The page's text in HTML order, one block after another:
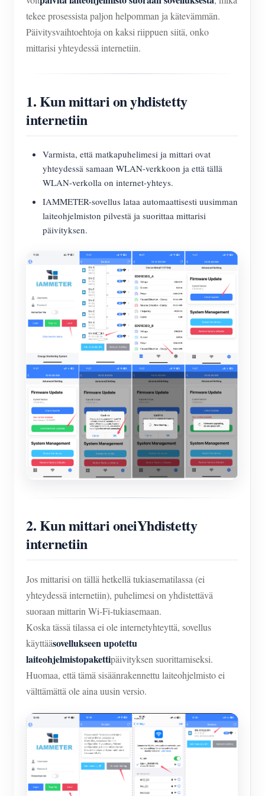
tekee prosessista paljon helpomman ja kätevämmän.
Päivitysvaihtoehtoja on kaksi riippuen siitä, onko
mittarisi yhteydessä internetiin.
1. Kun mittari on yhdistetty
internetiin
Varmista, että matkapuhelimesi ja mittari ovat
yhteydessä samaan WLAN-verkkoon ja että tällä
WLAN-verkolla on internet-yhteys.
IAMMETER-sovellus lataa automaattisesti uusimman
laiteohjelmiston pilvestä ja suorittaa mittarisi
päivityksen.
2. Kun mittari oneiYhdistetty
internetiin
Jos mittarisi on tällä hetkellä tukiasematilassa (ei
yhteydessä internetiin), puhelimesi on yhdistettävä
suoraan mittarin Wi-Fi-tukiasemaan.
Koska tässä tilassa ei ole internetyhteyttä, sovellus
käyttääsovellukseen upotettu
laiteohjelmistopakettipäivityksen suorittamiseksi.
Huomaa, että tämä sisäänrakennettu laiteohjelmisto ei
välttämättä ole aina uusin versio.